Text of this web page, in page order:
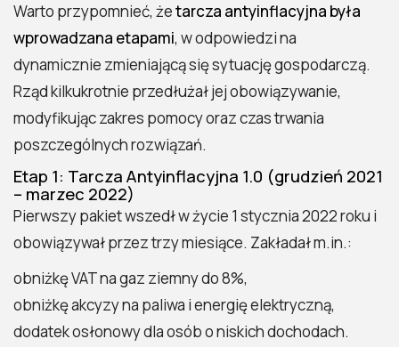
Warto przypomnieć, żetarcza antyinflacyjna była
wprowadzana etapami, w odpowiedzi na
dynamicznie zmieniającą się sytuację gospodarczą.
Rząd kilkukrotnie przedłużał jej obowiązywanie,
modyfikując zakres pomocy oraz czas trwania
poszczególnych rozwiązań.
Etap 1: Tarcza Antyinflacyjna 1.0 (grudzień 2021
– marzec 2022)
Pierwszy pakiet wszedł w życie 1 stycznia 2022 roku i
obowiązywał przez trzy miesiące. Zakładał m.in.:
obniżkę VAT na gaz ziemny do 8%,
obniżkę akcyzy na paliwa i energię elektryczną,
dodatek osłonowy dla osób o niskich dochodach.